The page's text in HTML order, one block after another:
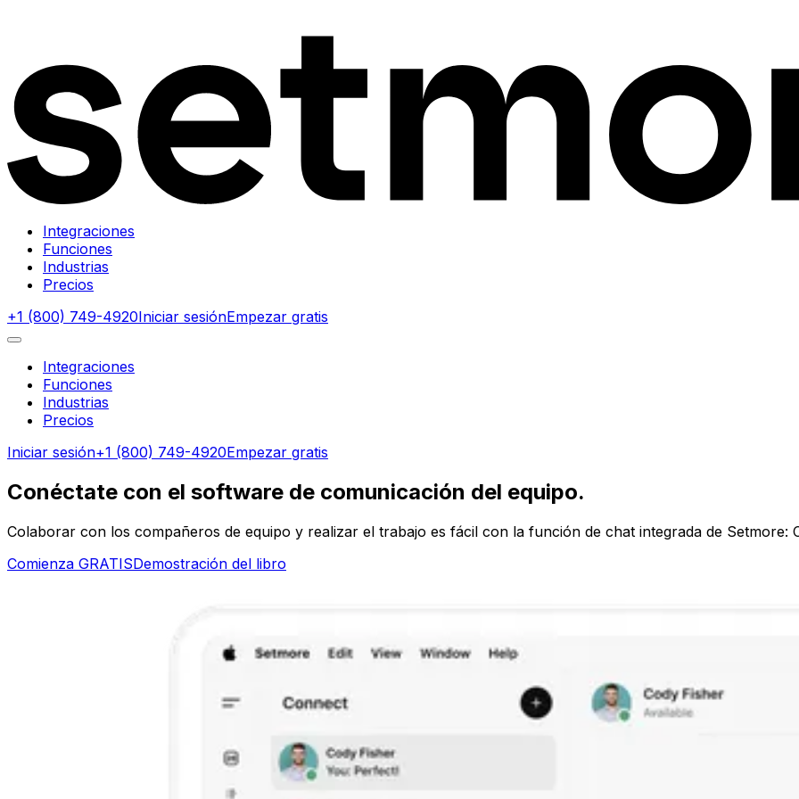
Integraciones
Funciones
Industrias
Precios
+1 (800) 749-4920Iniciar sesiónEmpezar gratis
Integraciones
Funciones
Industrias
Precios
Iniciar sesión+1 (800) 749-4920Empezar gratis
Conéctate con el software de comunicación del equipo.
Colaborar con los compañeros de equipo y realizar el trabajo es fácil con la función de chat integrada de Setmore:
Comienza GRATISDemostración del libro